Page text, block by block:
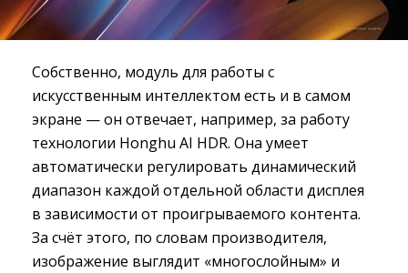
Собственно, модуль для работы с
искусственным интеллектом есть и в самом
экране — он отвечает, например, за работу
технологии Honghu AI HDR. Она умеет
автоматически регулировать динамический
диапазон каждой отдельной области дисплея
в зависимости от проигрываемого контента.
За счёт этого, по словам производителя,
изображение выглядит «многослойным» и